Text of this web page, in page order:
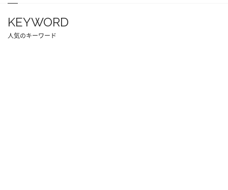
KEYWORD
人気のキーワード